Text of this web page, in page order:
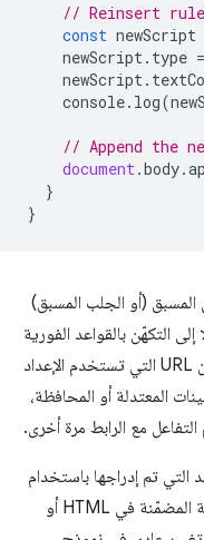
// Reinsert
const newScript
newScript . type =
newScript .
console. log(
// Append the
document .body.
}
}
المسبق (أو الجلب المسبق)
التكهّن بالقواعد الفورية
أو الحريصة (بما في ذلك قواعد قائمة عناوين URL التي تستخدم الإعداد
المعتدلة أو المحافظة،
مع الرابط مرة أخرى.
التي تم إدراجها باستخدام
JavaScript. يمكن أيضًا إزالة القواعد الثابتة المضمّنة في HTML أو